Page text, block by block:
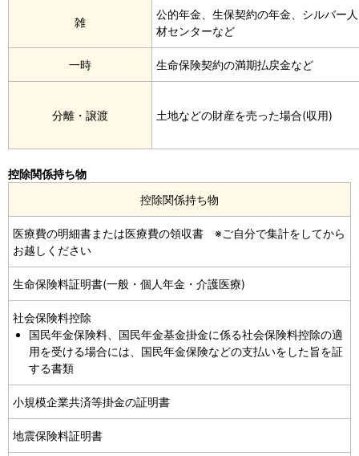
雑
公的年金、生保契約の年金、シルバー人
材センターなど
一時 生命保険契約の満期払戻金など
分離・譲渡 土地などの財産を売った場合(収用)
控除関係持ち物
控除関係持ち物
医療費の明細書または医療費の領収書 ※ご自分で集計をしてから
お越しください
生命保険料証明書(一般・個人年金・介護医療)
社会保険料控除
国民年金保険料、国民年金基金掛金に係る社会保険料控除の適
用を受ける場合には、国民年金保険などの支払いをした旨を証
する書類
小規模企業共済等掛金の証明書
地震保険料証明書